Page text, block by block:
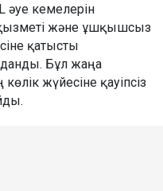
әуе кемелерін
және ұшқышсыз
қатысты
Бұл жаңа
жүйесіне қауіпсіз